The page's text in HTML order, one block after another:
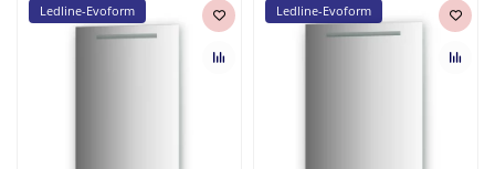
Ledline-Evoform Ledline-Evoform